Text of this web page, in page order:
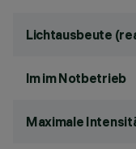
Lichtausbeute
lm im Notbetrieb
Maximale